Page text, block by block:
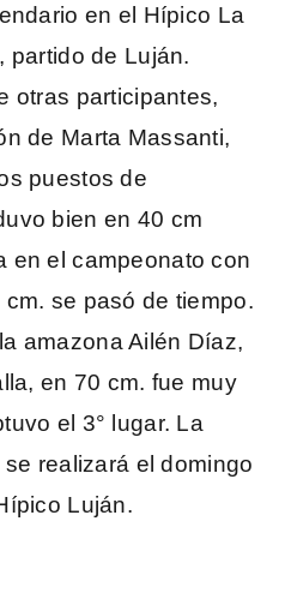
en el Hípico La
partido de Luján.
otras participantes,
de Marta Massanti,
puestos de
bien en 40 cm
en el campeonato con
se pasó de tiempo.
amazona Ailén Díaz,
en 70 cm. fue muy
el 3° lugar. La
realizará el domingo
Luján.